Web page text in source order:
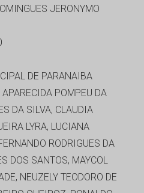
JERONYMO
DE PARANAIBA
APARECIDA POMPEU DA
DA SILVA, CLAUDIA
LYRA, LUCIANA
RODRIGUES DA
DOS SANTOS, MAYCOL
NEUZELY TEODORO DE